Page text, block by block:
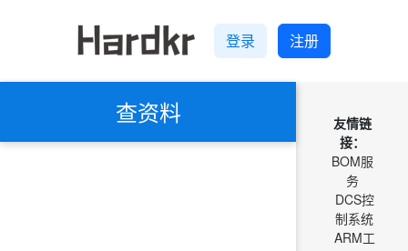
登录 注册
查资料
友情链
接：
BOM服
务
DCS控
制系统
ARM工